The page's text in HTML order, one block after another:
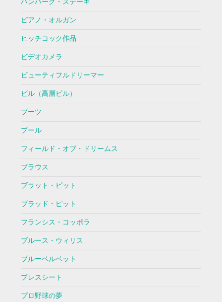
ハンバーグ・ステーキ
ピアノ・オルガン
ヒッチコック作品
ビデオカメラ
ビューティフルドリーマー
ビル（高層ビル）
ブーツ
プール
フィールド・オブ・ドリームス
ブラウス
ブラット・ピット
ブラッド・ピット
フランシス・コッポラ
ブルース・ウィリス
ブルーベルベット
プレスシート
プロ野球の夢